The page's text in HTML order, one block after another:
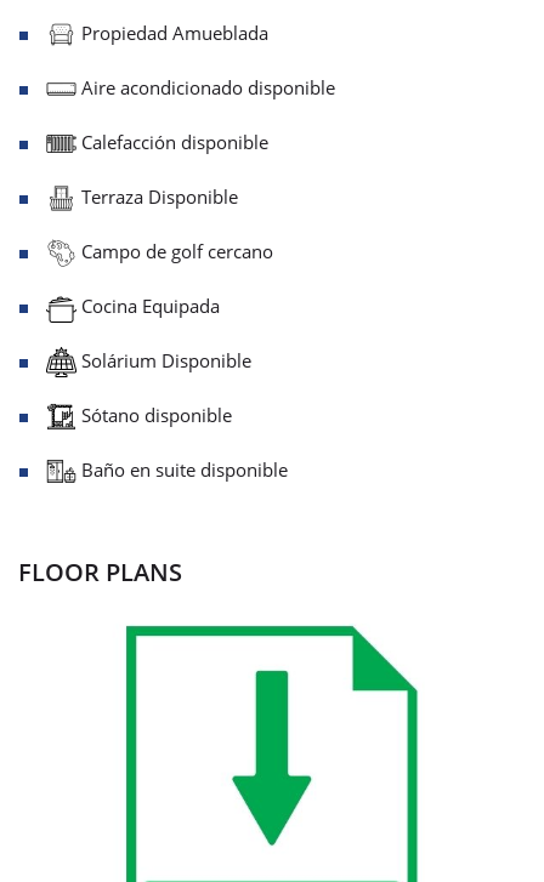
Propiedad Amueblada
Aire acondicionado disponible
Calefacción disponible
Terraza Disponible
Campo de golf cercano
Cocina Equipada
Solárium Disponible
Sótano disponible
Baño en suite disponible
FLOOR PLANS